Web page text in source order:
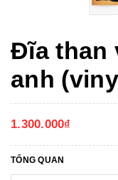
Đĩa than
anh
1.300.000₫
TỔNG QUAN